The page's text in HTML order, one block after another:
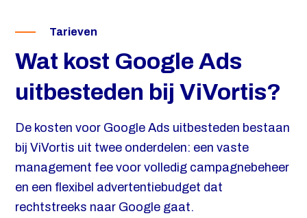
Tarieven
Wat kost Google Ads
uitbesteden bij ViVortis?
De kosten voor Google Ads uitbesteden bestaan
bij ViVortis uit twee onderdelen: een vaste
management fee voor volledig campagnebeheer
en een flexibel advertentiebudget dat
rechtstreeks naar Google gaat.